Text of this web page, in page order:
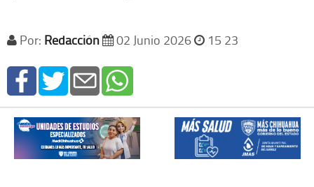
Por: Redacción 02 Junio 2026 15 23